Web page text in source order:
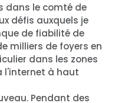
dans le comté de
défis auxquels je
de fiabilité de
milliers de foyers en
dans les zones
l'internet à haut
Pendant des